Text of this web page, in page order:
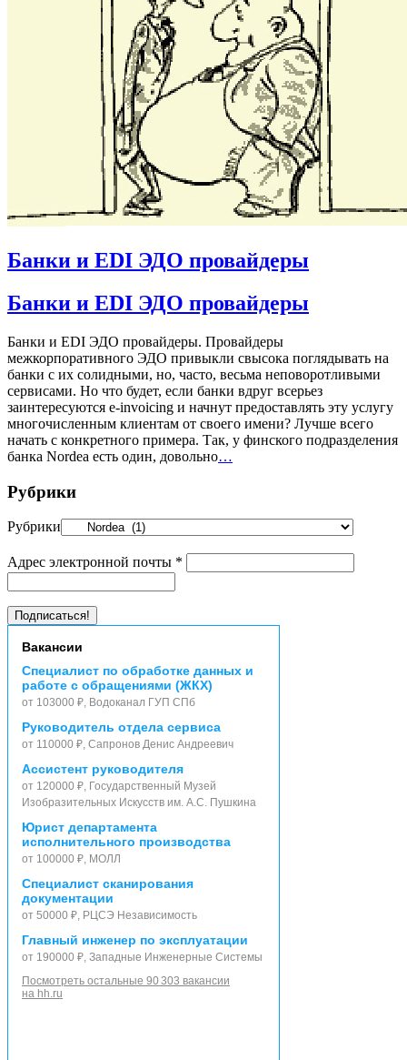
Банки и EDI ЭДО провайдеры
Банки и EDI ЭДО провайдеры
Банки и EDI ЭДО провайдеры. Провайдеры
межкорпоративного ЭДО привыкли свысока поглядывать на
банки с их солидными, но, часто, весьма неповоротливыми
сервисами. Но что будет, если банки вдруг всерьез
заинтересуются e-invoicing и начнут предоставлять эту услугу
многочисленным клиентам от своего имени? Лучше всего
начать с конкретного примера. Так, у финского подразделения
банка Nordea есть один, довольно…
Рубрики
Рубрики
Адрес электронной почты *
Вакансии
Специалист по обработке данных и
работе с обращениями (ЖКХ)
от 103000 ₽, Водоканал ГУП СПб
Руководитель отдела сервиса
от 110000 ₽, Сапронов Денис Андреевич
Ассистент руководителя
от 120000 ₽, Государственный Музей
Изобразительных Искусств им. А.С. Пушкина
Юрист департамента
исполнительного производства
от 100000 ₽, МОЛЛ
Специалист сканирования
документации
от 50000 ₽, РЦСЭ Независимость
Главный инженер по эксплуатации
от 190000 ₽, Западные Инженерные Системы
Посмотреть остальные 90 303 вакансии
на hh.ru